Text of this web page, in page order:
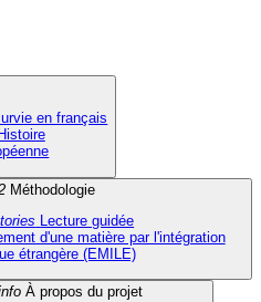
en français
Histoire
Méthodologie
Lecture guidée
d'une matière par l'intégration
étrangère (EMILE)
À propos du projet